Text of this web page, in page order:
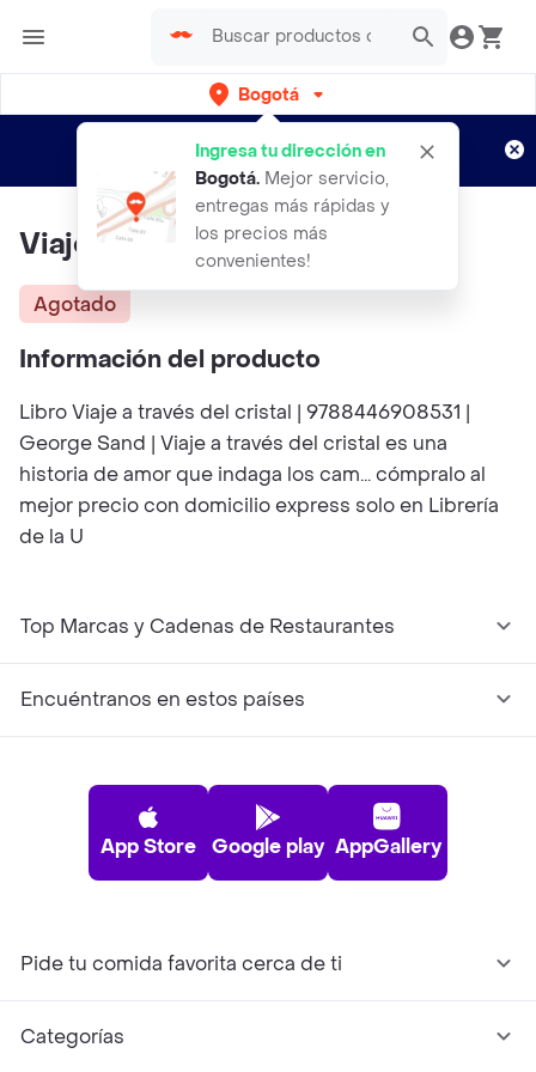
Bogotá
Ingresa tu dirección en
Bogotá. Mejor servicio,
entregas más rápidas y
los precios más
convenientes!
envíos gratis por semanas
Aplican TyC
Viaje a Través Del Cristal
Agotado
Información del producto
Libro Viaje a través del cristal | 9788446908531 |
George Sand | Viaje a través del cristal es una
historia de amor que indaga los cam... cómpralo al
mejor precio con domicilio express solo en Librería
de la U
Top Marcas y Cadenas de Restaurantes
Encuéntranos en estos países
App Store Google play AppGallery
Pide tu comida favorita cerca de ti
Categorías